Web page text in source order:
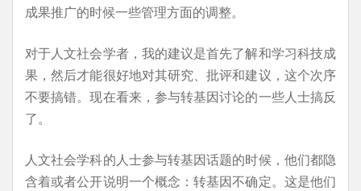
成果推广的时候一些管理方面的调整。
对于人文社会学者，我的建议是首先了解和学习科技成
果，然后才能很好地对其研究、批评和建议，这个次序
不要搞错。现在看来，参与转基因讨论的一些人士搞反
了。
人文社会学科的人士参与转基因话题的时候，他们都隐
含着或者公开说明一个概念：转基因不确定。这是他们